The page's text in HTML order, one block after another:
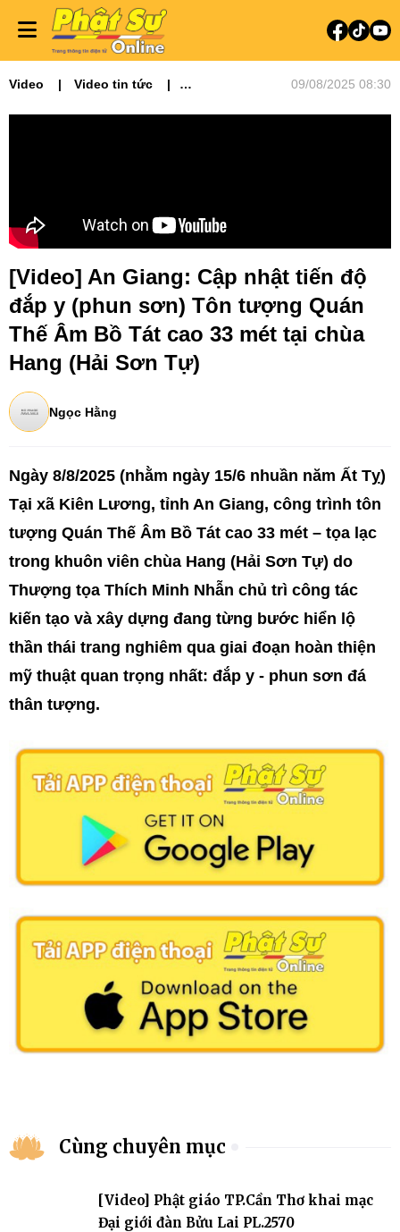
Video
Video tin tức
09/08/2025 08:30
[Video] An Giang: Cập nhật tiến độ
đắp y (phun sơn) Tôn tượng Quán
Thế Âm Bồ Tát cao 33 mét tại chùa
Hang (Hải Sơn Tự)
Ngọc Hằng
Ngày 8/8/2025 (nhằm ngày 15/6 nhuần năm Ất Tỵ)
Tại xã Kiên Lương, tỉnh An Giang, công trình tôn
tượng Quán Thế Âm Bồ Tát cao 33 mét – tọa lạc
trong khuôn viên chùa Hang (Hải Sơn Tự) do
Thượng tọa Thích Minh Nhẫn chủ trì công tác
kiến tạo và xây dựng đang từng bước hiển lộ
thần thái trang nghiêm qua giai đoạn hoàn thiện
mỹ thuật quan trọng nhất: đắp y - phun sơn đá
thân tượng.
Cùng chuyên mục
[Video] Phật giáo TP.Cần Thơ khai mạc
Đại giới đàn Bửu Lai PL.2570